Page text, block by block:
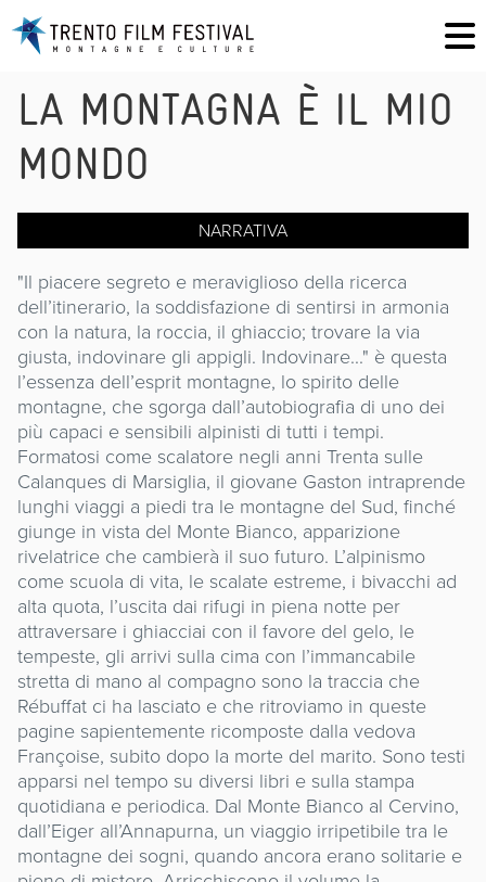
LA MONTAGNA È IL MIO
MONDO
NARRATIVA
"Il piacere segreto e meraviglioso della ricerca
dell’itinerario, la soddisfazione di sentirsi in armonia
con la natura, la roccia, il ghiaccio; trovare la via
giusta, indovinare gli appigli. Indovinare..." è questa
l’essenza dell’esprit montagne, lo spirito delle
montagne, che sgorga dall’autobiografia di uno dei
più capaci e sensibili alpinisti di tutti i tempi.
Formatosi come scalatore negli anni Trenta sulle
Calanques di Marsiglia, il giovane Gaston intraprende
lunghi viaggi a piedi tra le montagne del Sud, finché
giunge in vista del Monte Bianco, apparizione
rivelatrice che cambierà il suo futuro. L’alpinismo
come scuola di vita, le scalate estreme, i bivacchi ad
alta quota, l’uscita dai rifugi in piena notte per
attraversare i ghiacciai con il favore del gelo, le
tempeste, gli arrivi sulla cima con l’immancabile
stretta di mano al compagno sono la traccia che
Rébuffat ci ha lasciato e che ritroviamo in queste
pagine sapientemente ricomposte dalla vedova
Françoise, subito dopo la morte del marito. Sono testi
apparsi nel tempo su diversi libri e sulla stampa
quotidiana e periodica. Dal Monte Bianco al Cervino,
dall’Eiger all’Annapurna, un viaggio irripetibile tra le
montagne dei sogni, quando ancora erano solitarie e